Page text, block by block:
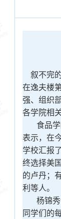
叙不完
在逸夫楼
强、组织
各学院相
食品
表示，在
学校汇报
终选择美
的卢丹；
利等人。
杨锦
同学们的